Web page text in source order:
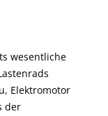
wesentliche
Elektromotor
der